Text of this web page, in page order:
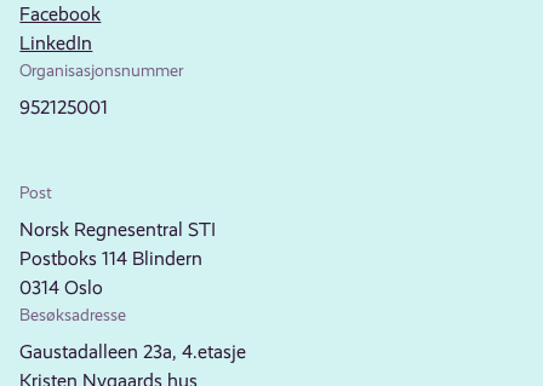
Facebook
LinkedIn
Organisasjonsnummer
952125001
Post
Norsk Regnesentral STI
Postboks 114 Blindern
0314 Oslo
Besøksadresse
Gaustadalleen 23a, 4.etasje
Kristen Nygaards hus